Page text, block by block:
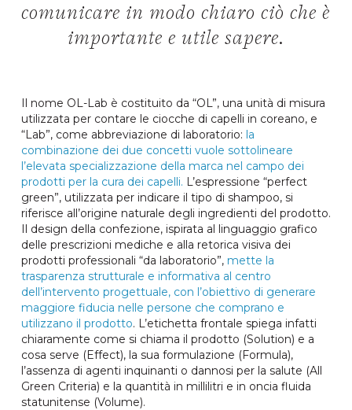
comunicare in modo chiaro ciò che è
importante e utile sapere.
Il nome OL-Lab è costituito da “OL”, una unità di misura
utilizzata per contare le ciocche di capelli in coreano, e
“Lab”, come abbreviazione di laboratorio: la
combinazione dei due concetti vuole sottolineare
l’elevata specializzazione della marca nel campo dei
prodotti per la cura dei capelli. L’espressione “perfect
green”, utilizzata per indicare il tipo di shampoo, si
riferisce all’origine naturale degli ingredienti del prodotto.
Il design della confezione, ispirata al linguaggio grafico
delle prescrizioni mediche e alla retorica visiva dei
prodotti professionali “da laboratorio”, mette la
trasparenza strutturale e informativa al centro
dell’intervento progettuale, con l’obiettivo di generare
maggiore fiducia nelle persone che comprano e
utilizzano il prodotto. L’etichetta frontale spiega infatti
chiaramente come si chiama il prodotto (Solution) e a
cosa serve (Effect), la sua formulazione (Formula),
l’assenza di agenti inquinanti o dannosi per la salute (All
Green Criteria) e la quantità in millilitri e in oncia fluida
statunitense (Volume).